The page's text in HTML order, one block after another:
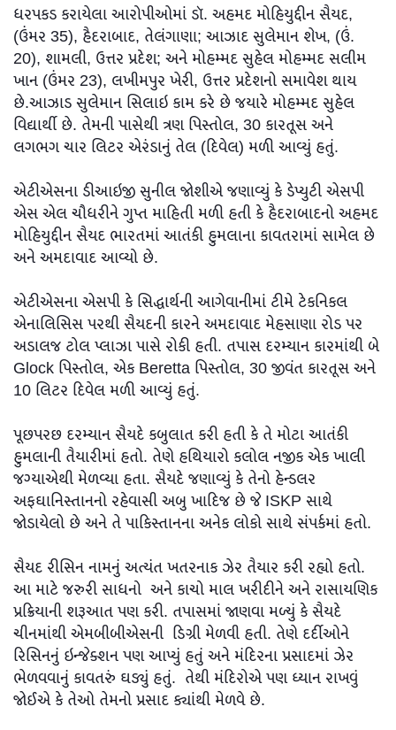
ધરપકડ કરાયેલા આરોપીઓમાં ડૉ. અહમદ મોહિયુદ્દીન સૈયદ,
(ઉંમર 35), હૈદરાબાદ, તેલંગાણા; આઝાદ સુલેમાન શેખ, (ઉં.
20), શામલી, ઉત્તર પ્રદેશ; અને મોહમ્મદ સુહેલ મોહમ્મદ સલીમ
ખાન (ઉંમર 23), લખીમપુર ખેરી, ઉત્તર પ્રદેશનો સમાવેશ થાય
છે.આઝાડ સુલેમાન સિલાઇ કામ કરે છે જયારે મોહમ્મદ સુહેલ
વિદ્યાર્થી છે. તેમની પાસેથી ત્રણ પિસ્તોલ, 30 કારતૂસ અને
લગભગ ચાર લિટર એરંડાનું તેલ (દિવેલ) મળી આવ્યું હતું.
એટીએસના ડીઆઇજી સુનીલ જોશીએ જણાવ્યું કે ડેપ્યુટી એસપી
એસ એલ ચૌધરીને ગુપ્ત માહિતી મળી હતી કે હૈદરાબાદનો અહમદ
મોહિયુદ્દીન સૈયદ ભારતમાં આતંકી હુમલાના કાવતરામાં સામેલ છે
અને અમદાવાદ આવ્યો છે.
એટીએસના એસપી કે સિદ્ધાર્થની આગેવાનીમાં ટીમે ટેકનિકલ
એનાલિસિસ પરથી સૈયદની કારને અમદાવાદ મેહસાણા રોડ પર
અડાલજ ટોલ પ્લાઝા પાસે રોકી હતી. તપાસ દરમ્યાન કારમાંથી બે
Glock પિસ્તોલ, એક Beretta પિસ્તોલ, 30 જીવંત કારતૂસ અને
10 લિટર દિવેલ મળી આવ્યું હતું.
પૂછપરછ દરમ્યાન સૈયદે કબુલાત કરી હતી કે તે મોટા આતંકી
હુમલાની તૈયારીમાં હતો. તેણે હથિયારો કલોલ નજીક એક ખાલી
જગ્યાએથી મેળવ્યા હતા. સૈયદે જણાવ્યું કે તેનો હેન્ડલર
અફઘાનિસ્તાનનો રહેવાસી અબુ ખાદિજ છે જે ISKP સાથે
જોડાયેલો છે અને તે પાકિસ્તાનના અનેક લોકો સાથે સંપર્કમાં હતો.
સૈયદ રીસિન નામનું અત્યંત ખતરનાક ઝેર તૈયાર કરી રહ્યો હતો.
આ માટે જરુરી સાધનો અને કાચો માલ ખરીદીને અને રાસાયણિક
પ્રક્રિયાની શરૂઆત પણ કરી. તપાસમાં જાણવા મળ્યું કે સૈયદે
ચીનમાંથી એમબીબીએસની ડિગ્રી મેળવી હતી. તેણે દર્દીઓને
રિસિનનું ઇન્જેક્શન પણ આપ્યું હતું અને મંદિરના પ્રસાદમાં ઝેર
ભેળવવાનું કાવતરું ઘડ્યું હતું. તેથી મંદિરોએ પણ ધ્યાન રાખવું
જોઈએ કે તેઓ તેમનો પ્રસાદ ક્યાંથી મેળવે છે.